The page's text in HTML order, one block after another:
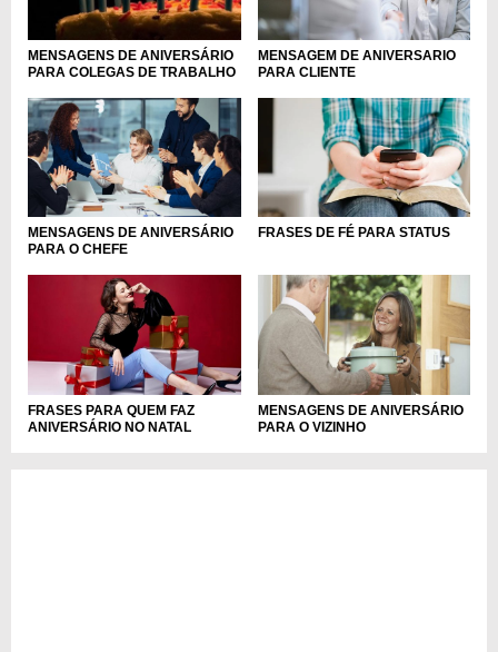
MENSAGENS DE ANIVERSÁRIO
PARA COLEGAS DE TRABALHO
MENSAGEM DE ANIVERSARIO
PARA CLIENTE
MENSAGENS DE ANIVERSÁRIO
PARA O CHEFE
FRASES DE FÉ PARA STATUS
FRASES PARA QUEM FAZ
ANIVERSÁRIO NO NATAL
MENSAGENS DE ANIVERSÁRIO
PARA O VIZINHO